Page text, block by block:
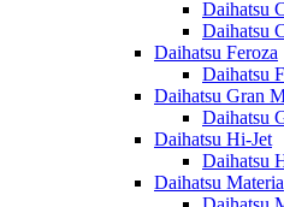
Daihatsu
Daihatsu
Daihatsu Feroza
Daihatsu
Daihatsu Gran
Daihatsu
Daihatsu Hi-Jet
Daihatsu
Daihatsu Materia